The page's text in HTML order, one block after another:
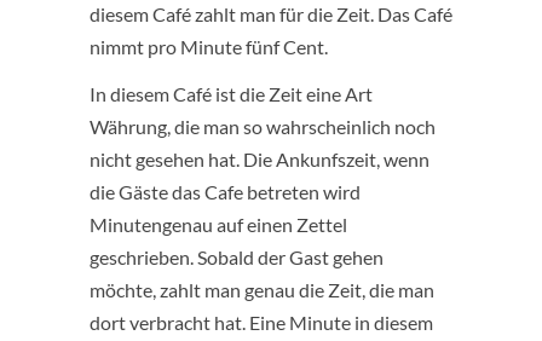
diesem Café zahlt man für die Zeit. Das Café
nimmt pro Minute fünf Cent.
In diesem Café ist die Zeit eine Art
Währung, die man so wahrscheinlich noch
nicht gesehen hat. Die Ankunfszeit, wenn
die Gäste das Cafe betreten wird
Minutengenau auf einen Zettel
geschrieben. Sobald der Gast gehen
möchte, zahlt man genau die Zeit, die man
dort verbracht hat. Eine Minute in diesem